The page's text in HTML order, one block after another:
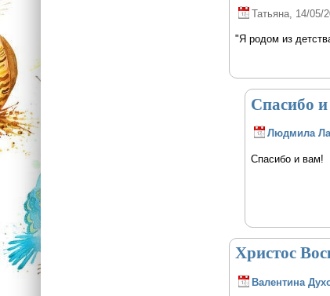
Татьяна, 14/05/
"Я родом из
Спасибо
Людмила
Спасибо и вам!
Христос
Валентина